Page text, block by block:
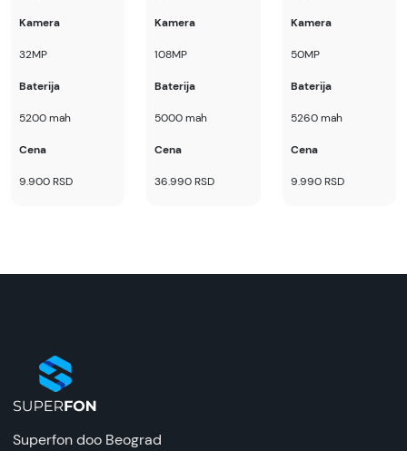
Kamera
32MP
Baterija
5200 mah
Cena
9.900 RSD
Kamera
108MP
Baterija
5000 mah
Cena
36.990 RSD
Kamera
50MP
Baterija
5260 mah
Cena
9.990 RSD
Superfon doo Beograd